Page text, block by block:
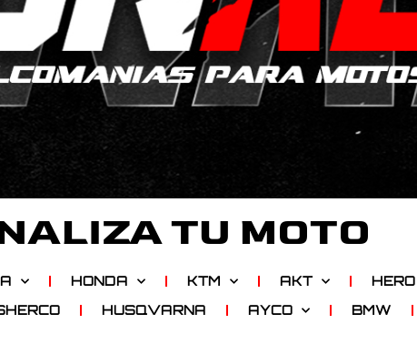
TU MOTO
HONDA KTM AKT HERO
HUSQVARNA AYCO BMW